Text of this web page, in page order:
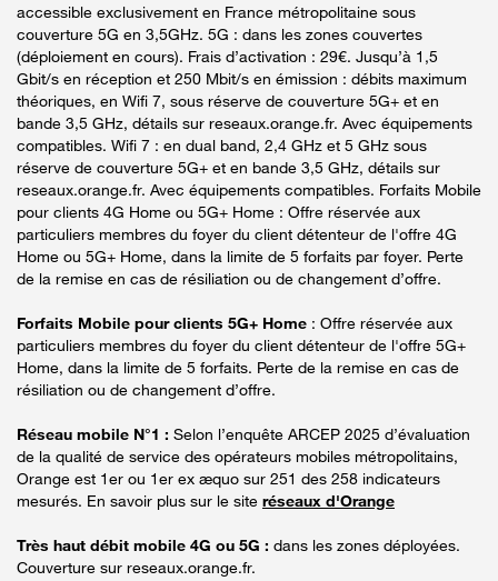
accessible exclusivement en France métropolitaine sous
couverture 5G en 3,5GHz. 5G : dans les zones couvertes
(déploiement en cours). Frais d’activation : 29€. Jusqu’à 1,5
Gbit/s en réception et 250 Mbit/s en émission : débits maximum
théoriques, en Wifi 7, sous réserve de couverture 5G+ et en
bande 3,5 GHz, détails sur reseaux.orange.fr. Avec équipements
compatibles. Wifi 7 : en dual band, 2,4 GHz et 5 GHz sous
réserve de couverture 5G+ et en bande 3,5 GHz, détails sur
reseaux.orange.fr. Avec équipements compatibles. Forfaits Mobile
pour clients 4G Home ou 5G+ Home : Offre réservée aux
particuliers membres du foyer du client détenteur de l'offre 4G
Home ou 5G+ Home, dans la limite de 5 forfaits par foyer. Perte
de la remise en cas de résiliation ou de changement d’offre.
Forfaits Mobile pour clients 5G+ Home : Offre réservée aux
particuliers membres du foyer du client détenteur de l'offre 5G+
Home, dans la limite de 5 forfaits. Perte de la remise en cas de
résiliation ou de changement d’offre.
Réseau mobile N°1 : Selon l’enquête ARCEP 2025 d’évaluation
de la qualité de service des opérateurs mobiles métropolitains,
Orange est 1er ou 1er ex æquo sur 251 des 258 indicateurs
mesurés. En savoir plus sur le site réseaux d'Orange
Très haut débit mobile 4G ou 5G : dans les zones déployées.
Couverture sur reseaux.orange.fr.